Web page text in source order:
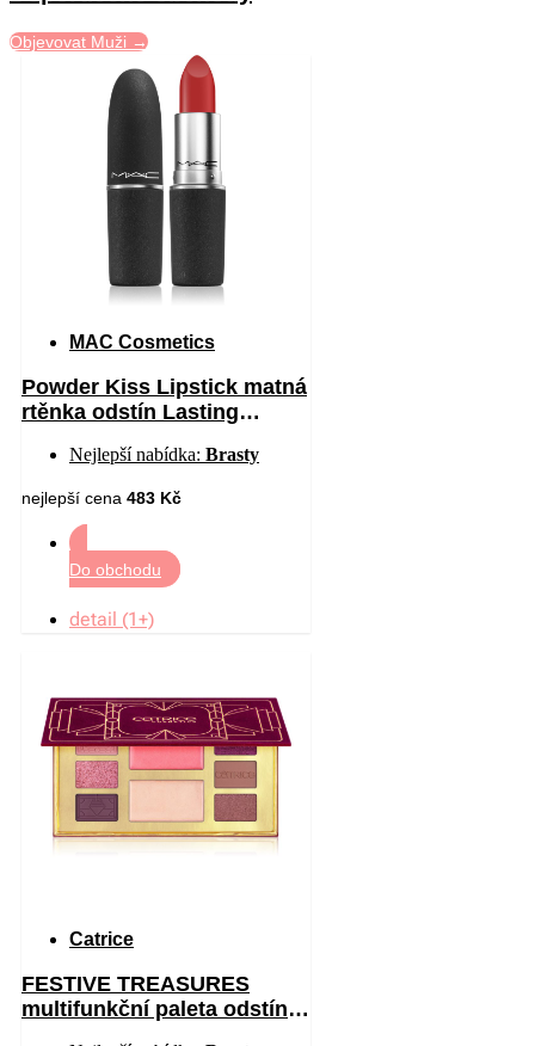
Objevovat Muži →
MAC Cosmetics
Powder Kiss Lipstick matná
rtěnka odstín Lasting
Nejlepší nabídka: Brasty
nejlepší cena 483 Kč
Do obchodu
detail (1+)
Catrice
FESTIVE TREASURES
multifunkční paleta odstín